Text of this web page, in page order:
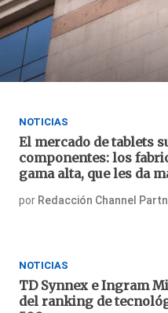
NOTICIAS
El mercado de tablets
componentes: los
gama alta, que les da
por Redacción Channel
NOTICIAS
TD Synnex e Ingram
del ranking de